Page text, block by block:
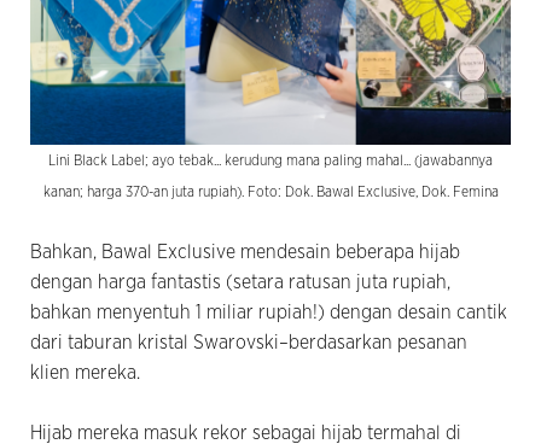
Lini Black Label; ayo tebak... kerudung mana paling mahal... (jawabannya
kanan; harga 370-an juta rupiah). Foto: Dok. Bawal Exclusive, Dok. Femina
Bahkan, Bawal Exclusive mendesain beberapa hijab
dengan harga fantastis (setara ratusan juta rupiah,
bahkan menyentuh 1 miliar rupiah!) dengan desain cantik
dari taburan kristal Swarovski–berdasarkan pesanan
klien mereka.
Hijab mereka masuk rekor sebagai hijab termahal di